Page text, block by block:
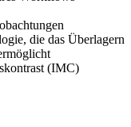
die das Überlagern
(IMC)